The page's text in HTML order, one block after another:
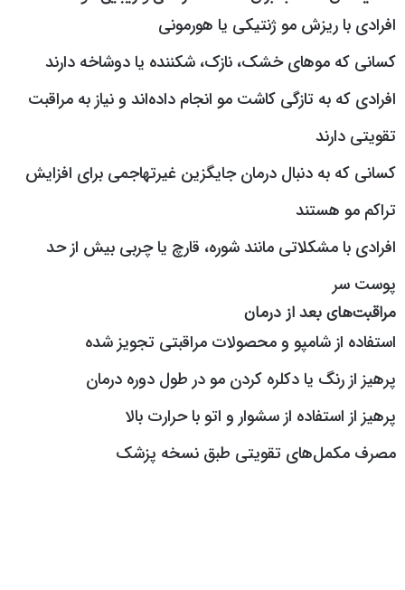
افرادی با ریزش مو ژنتیکی یا هورمونی
کسانی که موهای خشک، نازک، شکننده یا دوشاخه دارند
افرادی که به تازگی کاشت مو انجام داده‌اند و نیاز به مراقبت
تقویتی دارند
کسانی که به دنبال درمان جایگزین غیرتهاجمی برای افزایش
تراکم مو هستند
افرادی با مشکلاتی مانند شوره، قارچ یا چربی بیش از حد
پوست سر
مراقبت‌های بعد از درمان
استفاده از شامپو و محصولات مراقبتی تجویز شده
پرهیز از رنگ یا دکلره کردن مو در طول دوره درمان
پرهیز از استفاده از سشوار و اتو با حرارت بالا
مصرف مکمل‌های تقویتی طبق نسخه پزشک